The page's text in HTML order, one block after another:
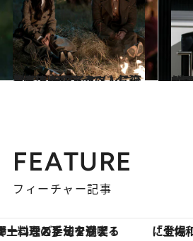
2020.8.15
発表！ 韓国ドラマ人気記事ベスト10 イケメンに恋して泣いて笑って♡
カルチャー 韓国エンタメ
カ
FEATURE
フィーチャー記事
「土佐和ハーブかき氷」がOMO7高知に登場！生姜、山椒、大葉など目